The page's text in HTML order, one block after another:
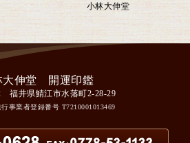
小林大伸堂
福井県鯖江市水落町2-28-29
事業者登録番号 T7210001013469